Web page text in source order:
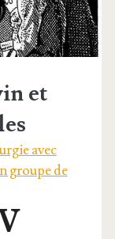
et
avec
groupe de